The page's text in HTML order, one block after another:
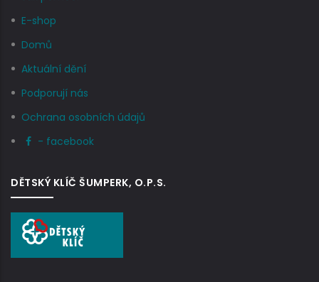
E-shop
Domů
Aktuální dění
Podporují nás
Ochrana osobních údajů
- facebook
DĚTSKÝ KLÍČ ŠUMPERK, O.P.S.